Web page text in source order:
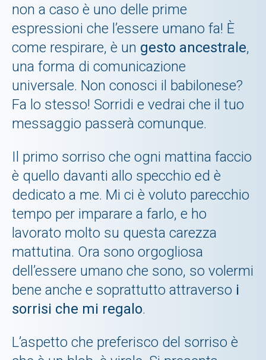
non a caso è uno delle prime
espressioni che l’essere umano fa! È
come respirare, è un gesto ancestrale,
una forma di comunicazione
universale. Non conosci il babilonese?
Fa lo stesso! Sorridi e vedrai che il tuo
messaggio passerà comunque.
Il primo sorriso che ogni mattina faccio
è quello davanti allo specchio ed è
dedicato a me. Mi ci è voluto parecchio
tempo per imparare a farlo, e ho
lavorato molto su questa carezza
mattutina. Ora sono orgogliosa
dell’essere umano che sono, so volermi
bene anche e soprattutto attraverso i
sorrisi che mi regalo.
L’aspetto che preferisco del sorriso è